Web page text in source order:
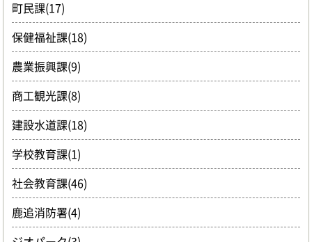
町民課(17)
保健福祉課(18)
農業振興課(9)
商工観光課(8)
建設水道課(18)
学校教育課(1)
社会教育課(46)
鹿追消防署(4)